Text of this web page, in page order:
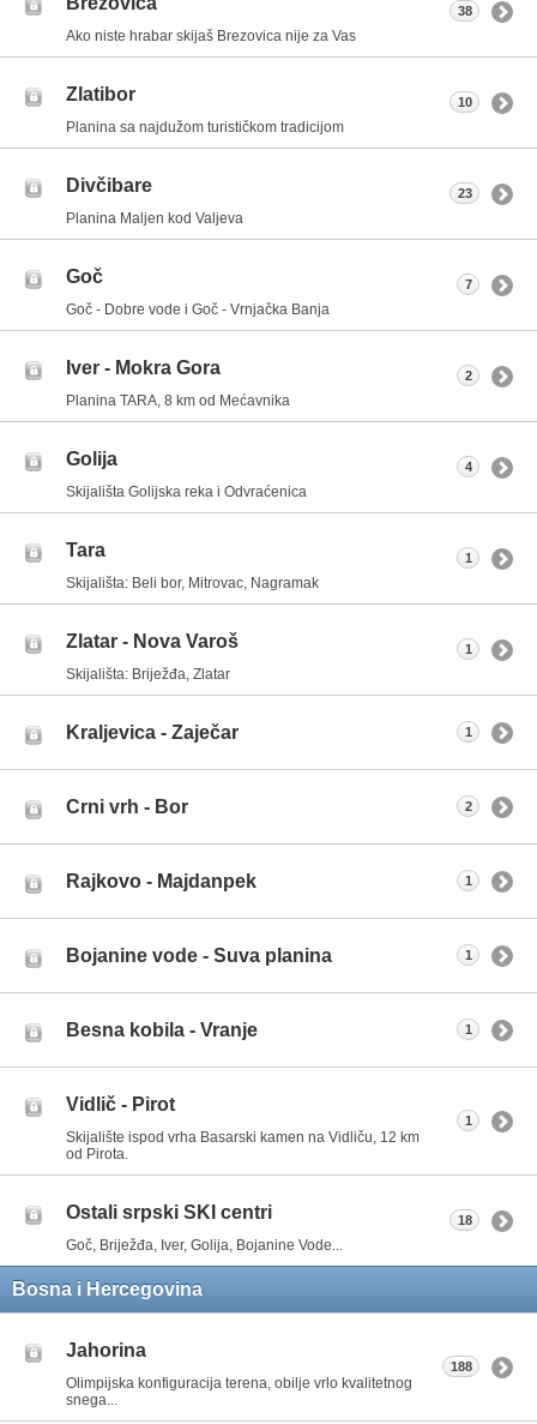
Ako niste hrabar skijaš Brezovica nije za Vas
38
Zlatibor
Planina sa najdužom turističkom tradicijom
10
Divčibare
Planina Maljen kod Valjeva
23
Goč
Goč - Dobre vode i Goč - Vrnjačka Banja
7
Iver - Mokra Gora
Planina TARA, 8 km od Mećavnika
2
Golija
Skijališta Golijska reka i Odvraćenica
4
Tara
Skijališta: Beli bor, Mitrovac, Nagramak
1
Zlatar - Nova Varoš
Skijališta: Briježđa, Zlatar
1
Kraljevica - Zaječar 1
Crni vrh - Bor 2
Rajkovo - Majdanpek 1
Bojanine vode - Suva planina 1
Besna kobila - Vranje 1
Vidlič - Pirot
Skijalište ispod vrha Basarski kamen na Vidliču, 12 km
od Pirota.
1
Ostali srpski SKI centri
Goč, Briježđa, Iver, Golija, Bojanine Vode...
18
Bosna i Hercegovina
Jahorina
Olimpijska konfiguracija terena, obilje vrlo kvalitetnog
snega...
188